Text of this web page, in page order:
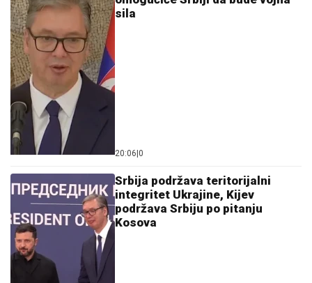
sila
20:06 0
Srbija podržava teritorijalni
integritet Ukrajine, Kijev
podržava Srbiju po pitanju
Kosova